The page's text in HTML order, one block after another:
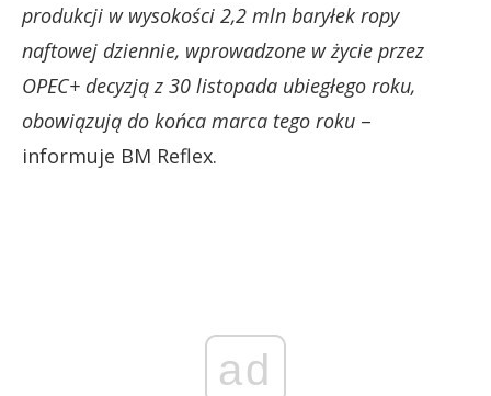
produkcji w wysokości 2,2 mln baryłek ropy
naftowej dziennie, wprowadzone w życie przez
OPEC+ decyzją z 30 listopada ubiegłego roku,
obowiązują do końca marca tego roku –
informuje BM Reflex.
ad